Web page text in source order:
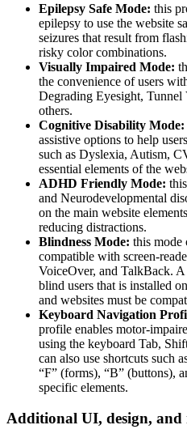
Epilepsy Safe Mode: this
epilepsy to use the website
seizures that result from
risky color combinations.
Visually Impaired Mode:
the convenience of users
Degrading Eyesight, Tunnel
others.
Cognitive Disability Mode:
assistive options to help
such as Dyslexia, Autism,
essential elements of the
ADHD Friendly Mode:
and Neurodevelopmental
on the main website
reducing distractions.
Blindness Mode: this mode
compatible with screen-
VoiceOver, and TalkBack.
blind users that is installed
and websites must be
Keyboard Navigation
profile enables motor-
using the keyboard Tab,
can also use shortcuts such
“F” (forms), “B” (buttons),
specific elements.
Additional UI, design,